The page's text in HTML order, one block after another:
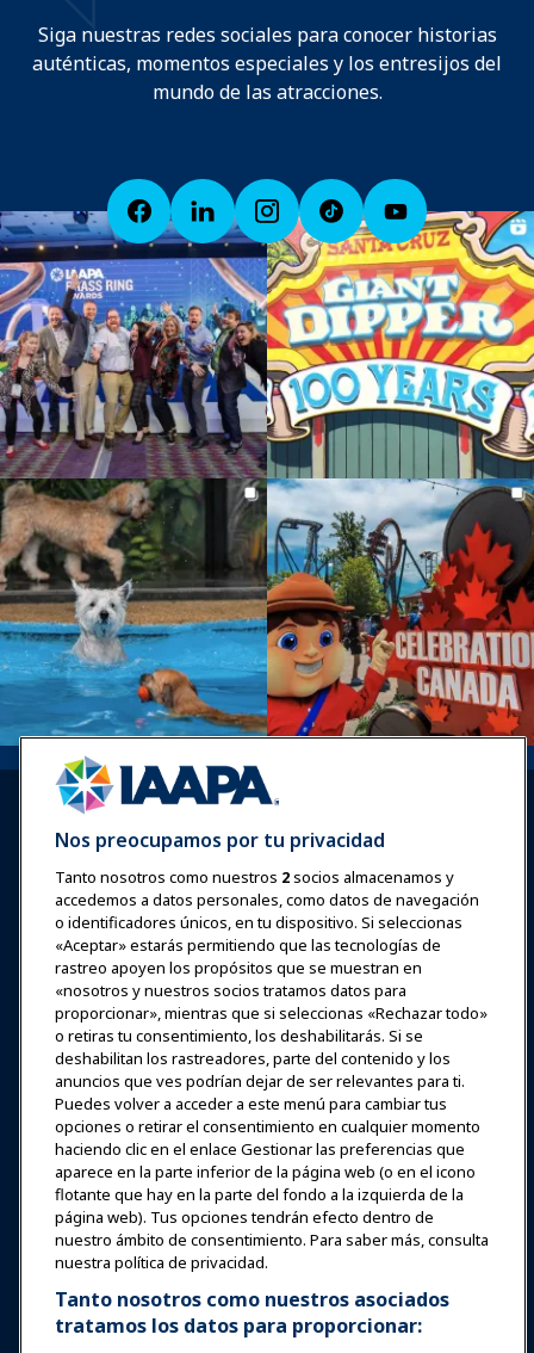
Siga nuestras redes sociales para conocer historias
auténticas, momentos especiales y los entresijos del
mundo de las atracciones.
Iniciar sesión Únete ahora
Premios Carreras
Contacto
Expos y Eventos
Noticias y Funworld
Educación
Seguridad y protección
Defensa
Investigación y Reportes
Nos preocupamos por tu privacidad
Tanto nosotros como nuestros 2socios almacenamos y
accedemos a datos personales, como datos de navegación
o identificadores únicos, en tu dispositivo. Si seleccionas
«Aceptar» estarás permitiendo que las tecnologías de
rastreo apoyen los propósitos que se muestran en
«nosotros y nuestros socios tratamos datos para
proporcionar», mientras que si seleccionas «Rechazar todo»
o retiras tu consentimiento, los deshabilitarás. Si se
deshabilitan los rastreadores, parte del contenido y los
anuncios que ves podrían dejar de ser relevantes para ti.
Puedes volver a acceder a este menú para cambiar tus
opciones o retirar el consentimiento en cualquier momento
haciendo clic en el enlace Gestionar las preferencias que
aparece en la parte inferior de la página web (o en el icono
flotante que hay en la parte del fondo a la izquierda de la
página web). Tus opciones tendrán efecto dentro de
nuestro ámbito de consentimiento. Para saber más, consulta
nuestra política de privacidad.
Tanto nosotros como nuestros asociados
tratamos los datos para proporcionar: